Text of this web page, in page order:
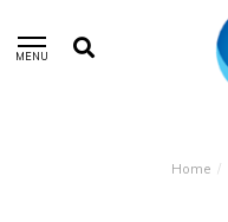
MENU
Home /